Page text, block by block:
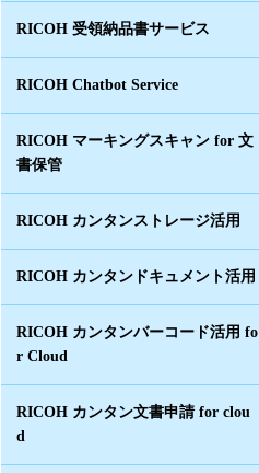
RICOH 受領納品書サービス
RICOH Chatbot Service
RICOH マーキングスキャン for 文
書保管
RICOH カンタンストレージ活用
RICOH カンタンドキュメント活用
RICOH カンタンバーコード活用 fo
r Cloud
RICOH カンタン文書申請 for clou
d